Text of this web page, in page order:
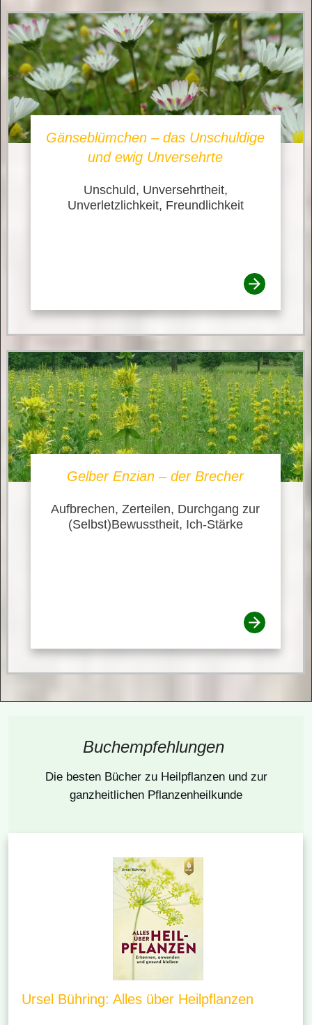
Gänseblümchen – das Unschuldige
und ewig Unversehrte
Unschuld, Unversehrtheit,
Unverletzlichkeit, Freundlichkeit
Gelber Enzian – der Brecher
Aufbrechen, Zerteilen, Durchgang zur
(Selbst)Bewusstheit, Ich-Stärke
Buchempfehlungen
Die besten Bücher zu Heilpflanzen und zur
ganzheitlichen Pflanzenheilkunde
Ursel Bühring: Alles über Heilpflanzen